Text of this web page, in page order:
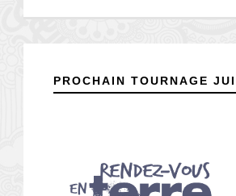
PROCHAIN TOURNAGE